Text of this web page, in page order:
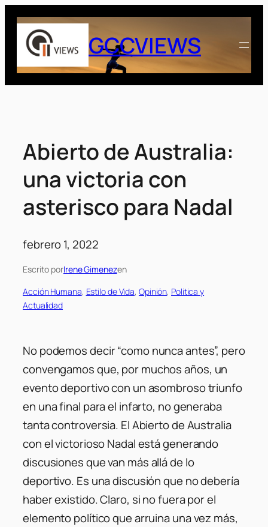
Saltar
contenido
GCCVIEWS
Abierto de Australia:
una victoria con
asterisco para Nadal
febrero 1, 2022
Escrito porIrene Gimenezen
Acción Humana, Estilo de Vida, Opinión, Politica y
Actualidad
No podemos decir “como nunca antes”, pero
convengamos que, por muchos años, un
evento deportivo con un asombroso triunfo
en una final para el infarto, no generaba
tanta controversia. El Abierto de Australia
con el victorioso Nadal está generando
discusiones que van más allá de lo
deportivo. Es una discusión que no debería
haber existido. Claro, si no fuera por el
elemento político que arruina una vez más,